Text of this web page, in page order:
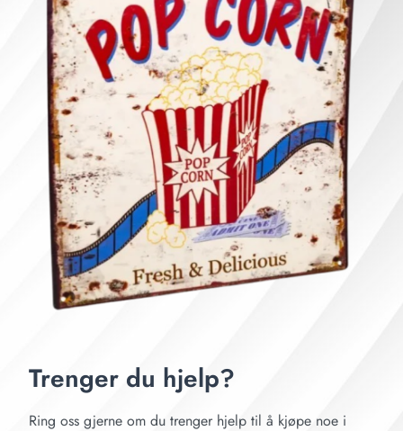
Trenger du hjelp?
Ring oss gjerne om du trenger hjelp til å kjøpe noe i